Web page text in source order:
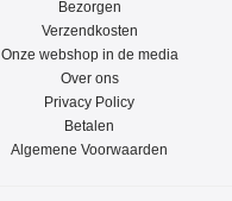
Bezorgen
Verzendkosten
Onze webshop in de media
Over ons
Privacy Policy
Betalen
Algemene Voorwaarden